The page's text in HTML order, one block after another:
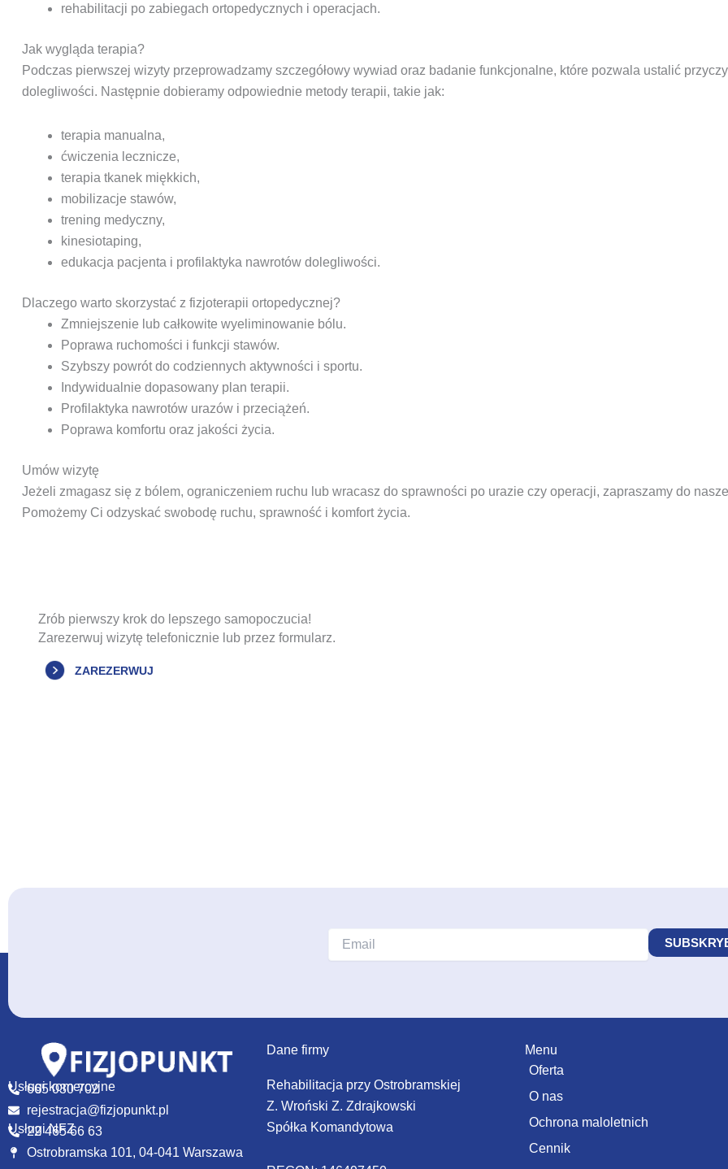
rehabilitacji po zabiegach ortopedycznych i operacjach.
Jak wygląda terapia?
Podczas pierwszej wizyty przeprowadzamy szczegółowy wywiad oraz badanie funkcjonalne, które pozwala ustalić
dolegliwości. Następnie dobieramy odpowiednie metody terapii, takie jak:
terapia manualna,
ćwiczenia lecznicze,
terapia tkanek miękkich,
mobilizacje stawów,
trening medyczny,
kinesiotaping,
edukacja pacjenta i profilaktyka nawrotów dolegliwości.
Dlaczego warto skorzystać z fizjoterapii ortopedycznej?
Zmniejszenie lub całkowite wyeliminowanie bólu.
Poprawa ruchomości i funkcji stawów.
Szybszy powrót do codziennych aktywności i sportu.
Indywidualnie dopasowany plan terapii.
Profilaktyka nawrotów urazów i przeciążeń.
Poprawa komfortu oraz jakości życia.
Umów wizytę
Jeżeli zmagasz się z bólem, ograniczeniem ruchu lub wracasz do sprawności po urazie czy operacji, zapraszamy do
Pomożemy Ci odzyskać swobodę ruchu, sprawność i komfort życia.
Zrób pierwszy krok do lepszego samopoczucia!
Zarezerwuj wizytę telefonicznie lub przez formularz.
ZAREZERWUJ
Usługi komercyjne
665 030 702
rejestracja@fizjopunkt.pl
Usługi NFZ
22 465 66 63
Ostrobramska 101, 04-041 Warszawa
Dane firmy
Rehabilitacja przy Ostrobramskiej
Z. Wroński Z. Zdrajkowski
Spółka Komandytowa
Menu
Oferta
O nas
Ochrona maloletnich
Cennik